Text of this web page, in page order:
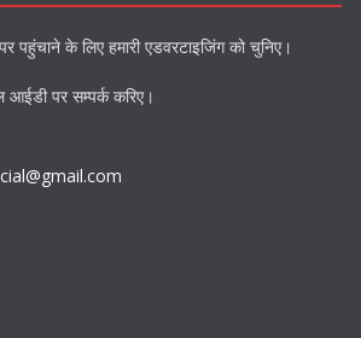
पहुंचाने के लिए हमारी एडवरटाइजिंग को चुनिए।
आईडी पर सम्पर्क करिए।